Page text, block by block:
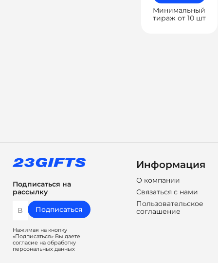
Минимальный
тираж от 10 шт
Подписаться на
рассылку
Подписаться
Нажимая на кнопку
«Подписаться» Вы даете
согласие на обработку
персональных данных
Информация
О компании
Связаться с нами
Пользовательское
соглашение